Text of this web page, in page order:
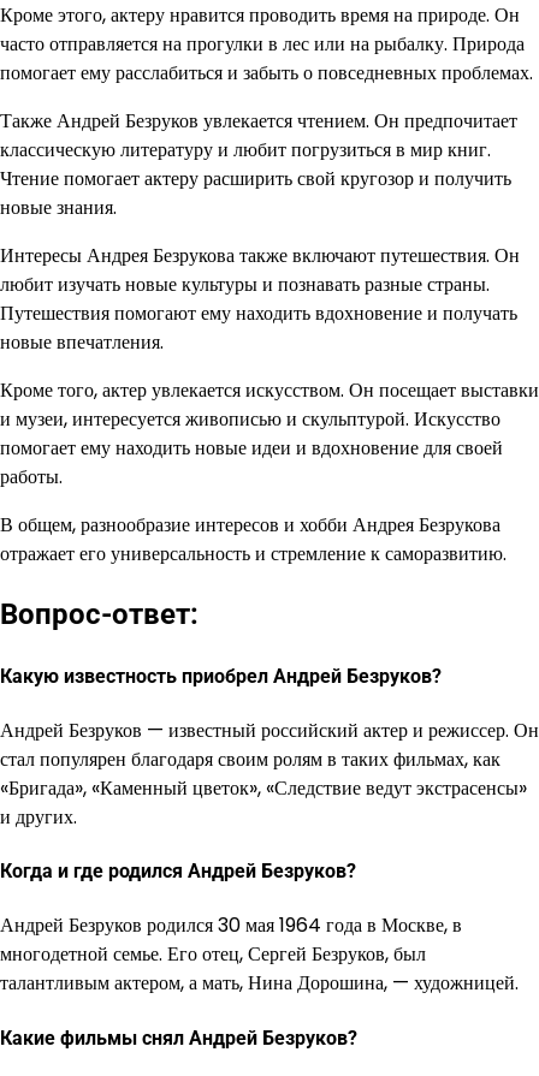
Кроме этого, актеру нравится проводить время на природе. Он
часто отправляется на прогулки в лес или на рыбалку. Природа
помогает ему расслабиться и забыть о повседневных проблемах.
Также Андрей Безруков увлекается чтением. Он предпочитает
классическую литературу и любит погрузиться в мир книг.
Чтение помогает актеру расширить свой кругозор и получить
новые знания.
Интересы Андрея Безрукова также включают путешествия. Он
любит изучать новые культуры и познавать разные страны.
Путешествия помогают ему находить вдохновение и получать
новые впечатления.
Кроме того, актер увлекается искусством. Он посещает выставки
и музеи, интересуется живописью и скульптурой. Искусство
помогает ему находить новые идеи и вдохновение для своей
работы.
В общем, разнообразие интересов и хобби Андрея Безрукова
отражает его универсальность и стремление к саморазвитию.
Вопрос-ответ:
Какую известность приобрел Андрей Безруков?
Андрей Безруков — известный российский актер и режиссер. Он
стал популярен благодаря своим ролям в таких фильмах, как
«Бригада», «Каменный цветок», «Следствие ведут экстрасенсы»
и других.
Когда и где родился Андрей Безруков?
Андрей Безруков родился 30 мая 1964 года в Москве, в
многодетной семье. Его отец, Сергей Безруков, был
талантливым актером, а мать, Нина Дорошина, — художницей.
Какие фильмы снял Андрей Безруков?